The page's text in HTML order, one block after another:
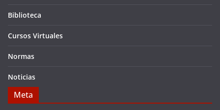
Biblioteca
Cursos Virtuales
Normas
Noticias
Meta